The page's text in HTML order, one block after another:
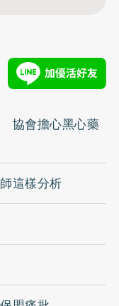
協會擔心黑心藥
這樣分析